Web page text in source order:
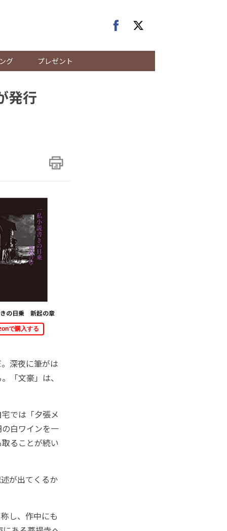
グ プレゼント
発行
の日乗 新起の章
で購入する
深夜に筆がは
「文豪」は、
では「夕張メ
白ワインを一
ることが続い
が出てくるか
し、作中にも